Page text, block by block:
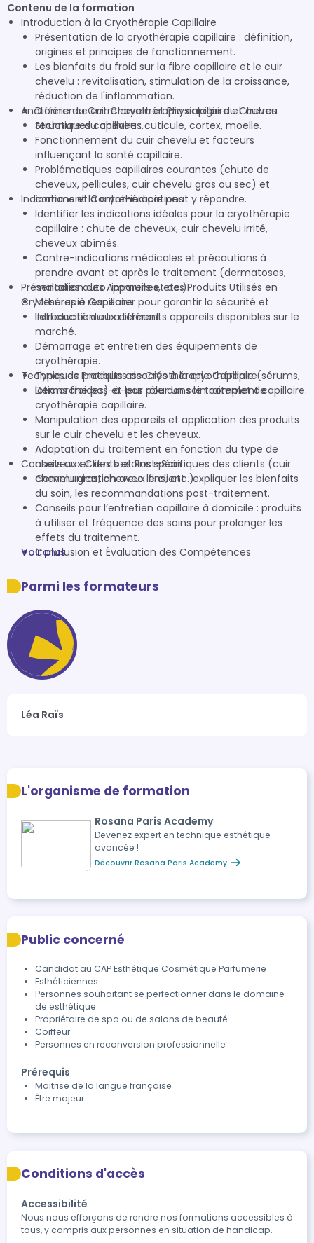
Contenu de la formation
Introduction à la Cryothérapie Capillaire
Présentation de la cryothérapie capillaire : définition,
origines et principes de fonctionnement.
Les bienfaits du froid sur la fibre capillaire et le cuir
chevelu : revitalisation, stimulation de la croissance,
réduction de l'inflammation.
Différence entre cryothérapie capillaire et autres
techniques capillaires.
Anatomie du Cuir Chevelu et Physiologie du Cheveu
Structure du cheveu : cuticule, cortex, moelle.
Fonctionnement du cuir chevelu et facteurs
influençant la santé capillaire.
Problématiques capillaires courantes (chute de
cheveux, pellicules, cuir chevelu gras ou sec) et
comment la cryothérapie peut y répondre.
Indications et Contre-indications
Identifier les indications idéales pour la cryothérapie
capillaire : chute de cheveux, cuir chevelu irrité,
cheveux abîmés.
Contre-indications médicales et précautions à
prendre avant et après le traitement (dermatoses,
maladies auto-immunes, etc.).
Mesures à respecter pour garantir la sécurité et
l’efficacité du traitement.
Présentation des Appareils et des Produits Utilisés en
Cryothérapie Capillaire
Introduction aux différents appareils disponibles sur le
marché.
Démarrage et entretien des équipements de
cryothérapie.
Types de produits associés à la cryothérapie (sérums,
lotions froides) et leur rôle dans le traitement capillaire.
Techniques Pratiques de Cryothérapie Capillaire
Démarche pas-à-pas pour un soin complet de
cryothérapie capillaire.
Manipulation des appareils et application des produits
sur le cuir chevelu et les cheveux.
Adaptation du traitement en fonction du type de
cheveux et des besoins spécifiques des clients (cuir
chevelu gras, cheveux fins, etc.).
Conseils aux Clients et Post-Soin
Communication avec le client : expliquer les bienfaits
du soin, les recommandations post-traitement.
Conseils pour l’entretien capillaire à domicile : produits
à utiliser et fréquence des soins pour prolonger les
effets du traitement.
Conclusion et Évaluation des Compétences
Voir plus
Parmi les formateurs
Léa Raïs
L'organisme de formation
Rosana Paris Academy
Devenez expert en technique esthétique
avancée !
Découvrir Rosana Paris Academy
Public concerné
Candidat au CAP Esthétique Cosmétique Parfumerie
Esthéticiennes
Personnes souhaitant se perfectionner dans le domaine
de esthétique
Propriétaire de spa ou de salons de beauté
Coiffeur
Personnes en reconversion professionnelle
Prérequis
Maitrise de la langue française
Être majeur
Conditions d'accès
Accessibilité
Nous nous efforçons de rendre nos formations accessibles à
tous, y compris aux personnes en situation de handicap.